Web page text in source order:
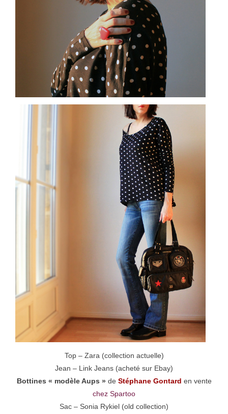
Top – Zara (collection actuelle)
Jean – Link Jeans (acheté sur Ebay)
Bottines « modèle Aups » de Stéphane Gontard en vente
chez Spartoo
Sac – Sonia Rykiel (old collection)